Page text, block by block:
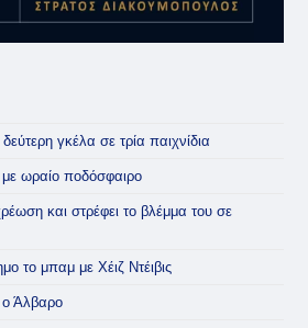
γκέλα σε τρία παιχνίδια
ωραίο ποδόσφαιρο
και στρέφει το βλέμμα του σε
το μπαμ με Χέιζ Ντέιβις
ο Άλβαρο